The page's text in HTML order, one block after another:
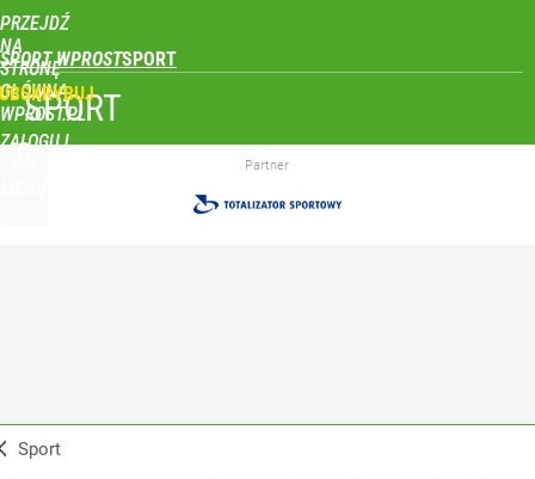
PRZEJDŹ
NA
STRONĘ
GŁÓWNĄ
WPROST.PL
SPORT WPROST
ZALOGUJ
SPORT
Partner
Sport